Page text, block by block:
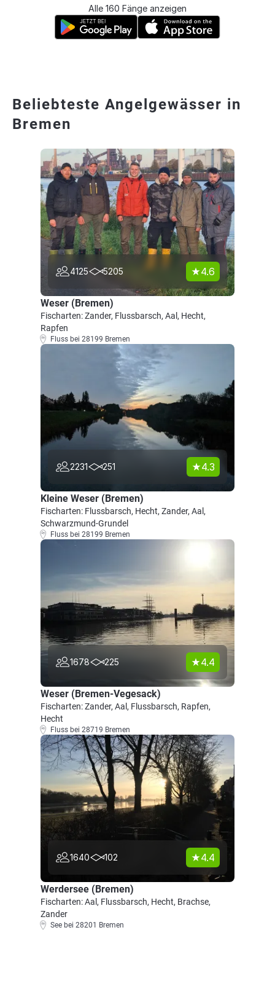
Alle 160 Fänge anzeigen
Beliebteste Angelgewässer in
Bremen
4125 5205 4.6
Weser (Bremen)
Fischarten: Zander, Flussbarsch, Aal, Hecht,
Rapfen
Fluss bei 28199 Bremen
2231 251 4.3
Kleine Weser (Bremen)
Fischarten: Flussbarsch, Hecht, Zander, Aal,
Schwarzmund-Grundel
Fluss bei 28199 Bremen
1678 225 4.4
Weser (Bremen-Vegesack)
Fischarten: Zander, Aal, Flussbarsch, Rapfen,
Hecht
Fluss bei 28719 Bremen
1640 102 4.4
Werdersee (Bremen)
Fischarten: Aal, Flussbarsch, Hecht, Brachse,
Zander
See bei 28201 Bremen